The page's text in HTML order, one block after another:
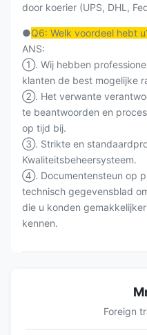
door koerier (UPS, DHL,
●Q6: Welk voordeel hebt
ANS:
①. Wij hebben
klanten de best mogelijke
②. Het verwante
te beantwoorden en
op tijd bij.
③. Strikte en
Kwaliteitsbeheersysteem.
④. Documentensteun op
technisch gegevensblad
die u konden
kennen.
Foreign